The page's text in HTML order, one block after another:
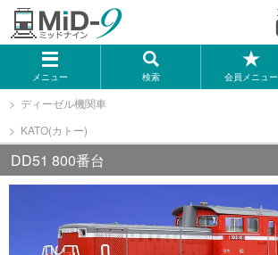
メニュー 検索 会員メニュー
メーカー一覧
TOMIX
KATO
トミーテック
ディーゼル機関車
KATO(カトー)
DD51 800番台